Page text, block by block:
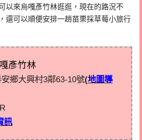
以來烏嘎彥竹林逛逛，現在的路況不
還可以順便安排一趟苗栗採草莓小旅行
彥竹林
鄉大興村3鄰63-10號(地圖導
訊